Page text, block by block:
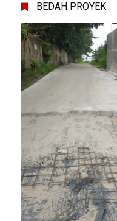
BEDAH PROYEK